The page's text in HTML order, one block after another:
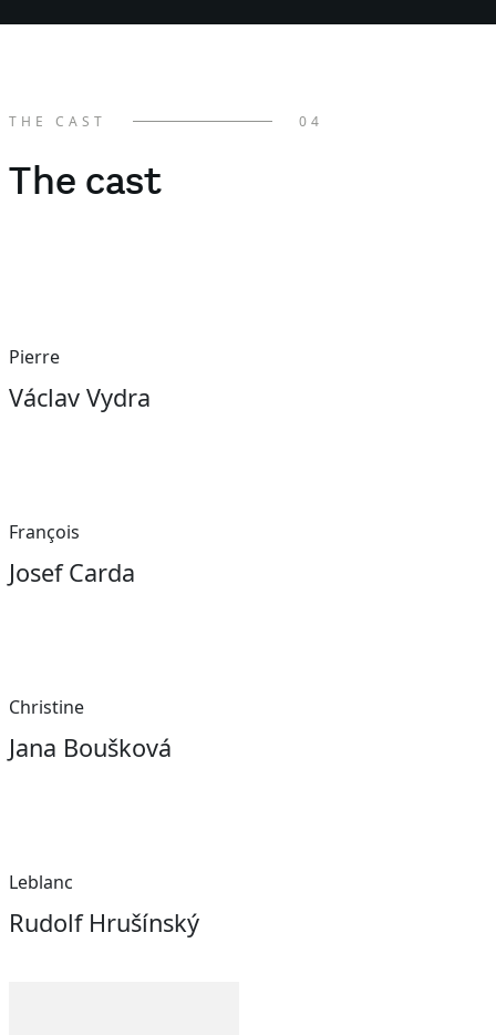
The cast
THE CAST 04
Pierre
Václav Vydra
François
Josef Carda
Christine
Jana Boušková
Leblanc
Rudolf Hrušínský